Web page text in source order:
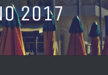
2017